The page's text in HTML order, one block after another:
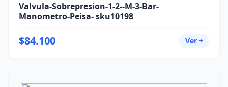
Valvula-Sobrepresion-1-2--M-3-Bar-
Manometro-Peisa- sku10198
$84.100 Ver +